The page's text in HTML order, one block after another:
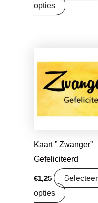
opties
Kaart ” Zwanger”
Gefeliciteerd
€1,25
Selecteer
opties